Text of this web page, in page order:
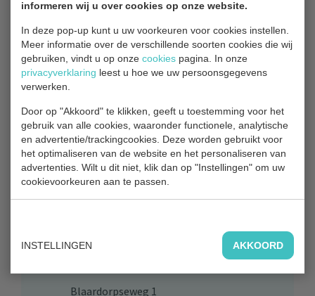
informeren wij u over cookies op onze website.
In deze pop-up kunt u uw voorkeuren voor cookies instellen.
Meer informatie over de verschillende soorten cookies die wij
gebruiken, vindt u op onze cookies pagina. In onze
privacyverklaring leest u hoe we uw persoonsgegevens
verwerken.
Door op "Akkoord" te klikken, geeft u toestemming voor het
gebruik van alle cookies, waaronder functionele, analytische
en advertentie/trackingcookies. Deze worden gebruikt voor
het optimaliseren van de website en het personaliseren van
advertenties. Wilt u dit niet, klik dan op "Instellingen" om uw
cookievoorkeuren aan te passen.
INSTELLINGEN AKKOORD
Hitland-Noord richting de Ouderkerkselaan.
Foto: Leen de Koning
TERUG NAAR OVERZICHT
Contact
Bezoekadres
Blaardorpseweg 1